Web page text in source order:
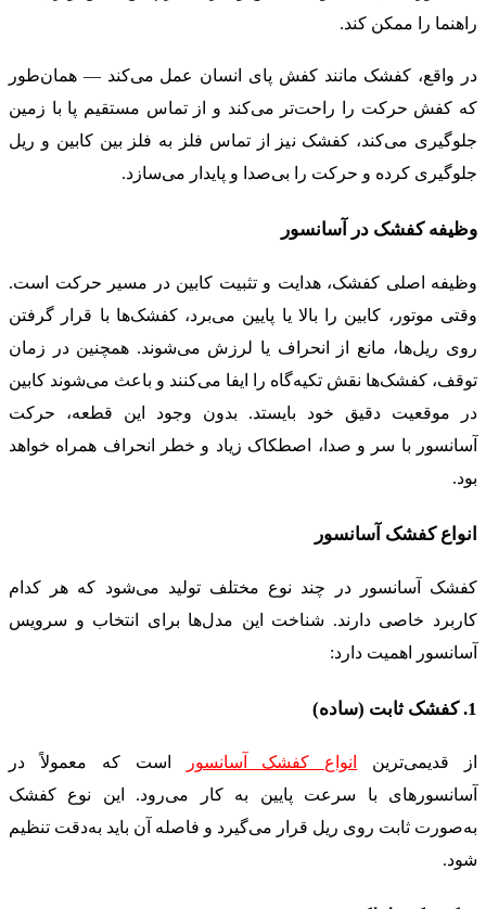
راهنما را ممکن کند.
در واقع، کفشک مانند کفش پای انسان عمل می‌کند — همان‌طور
که کفش حرکت را راحت‌تر می‌کند و از تماس مستقیم پا با زمین
جلوگیری می‌کند، کفشک نیز از تماس فلز به فلز بین کابین و ریل
جلوگیری کرده و حرکت را بی‌صدا و پایدار می‌سازد.
وظیفه کفشک در آسانسور
وظیفه اصلی کفشک، هدایت و تثبیت کابین در مسیر حرکت است.
وقتی موتور، کابین را بالا یا پایین می‌برد، کفشک‌ها با قرار گرفتن
روی ریل‌ها، مانع از انحراف یا لرزش می‌شوند. همچنین در زمان
توقف، کفشک‌ها نقش تکیه‌گاه را ایفا می‌کنند و باعث می‌شوند کابین
در موقعیت دقیق خود بایستد. بدون وجود این قطعه، حرکت
آسانسور با سر و صدا، اصطکاک زیاد و خطر انحراف همراه خواهد
بود.
انواع کفشک آسانسور
کفشک آسانسور در چند نوع مختلف تولید می‌شود که هر کدام
کاربرد خاصی دارند. شناخت این مدل‌ها برای انتخاب و سرویس
آسانسور اهمیت دارد:
1. کفشک ثابت (ساده)
از قدیمی‌ترین انواع کفشک آسانسور
است که معمولاً در
آسانسورهای با سرعت پایین به کار می‌رود. این نوع کفشک
به‌صورت ثابت روی ریل قرار می‌گیرد و فاصله آن باید به‌دقت تنظیم
شود.